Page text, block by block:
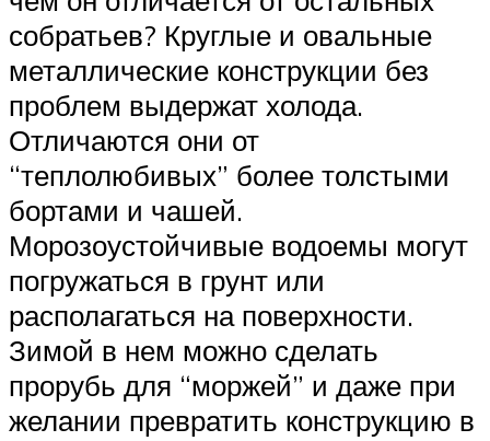
собратьев? Круглые и овальные
металлические конструкции без
проблем выдержат холода.
Отличаются они от
“теплолюбивых” более толстыми
бортами и чашей.
Морозоустойчивые водоемы могут
погружаться в грунт или
располагаться на поверхности.
Зимой в нем можно сделать
прорубь для “моржей” и даже при
желании превратить конструкцию в